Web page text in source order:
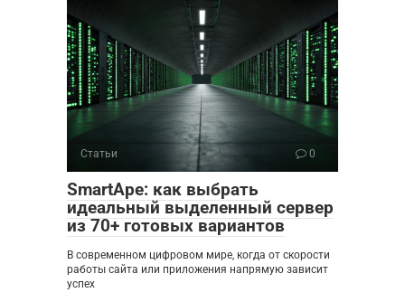
Статьи 0
SmartApe: как выбрать
идеальный выделенный сервер
из 70+ готовых вариантов
В современном цифровом мире, когда от скорости
работы сайта или приложения напрямую зависит
успех